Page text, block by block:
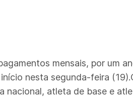
mensais, por um
nesta segunda-feira
atleta de base e